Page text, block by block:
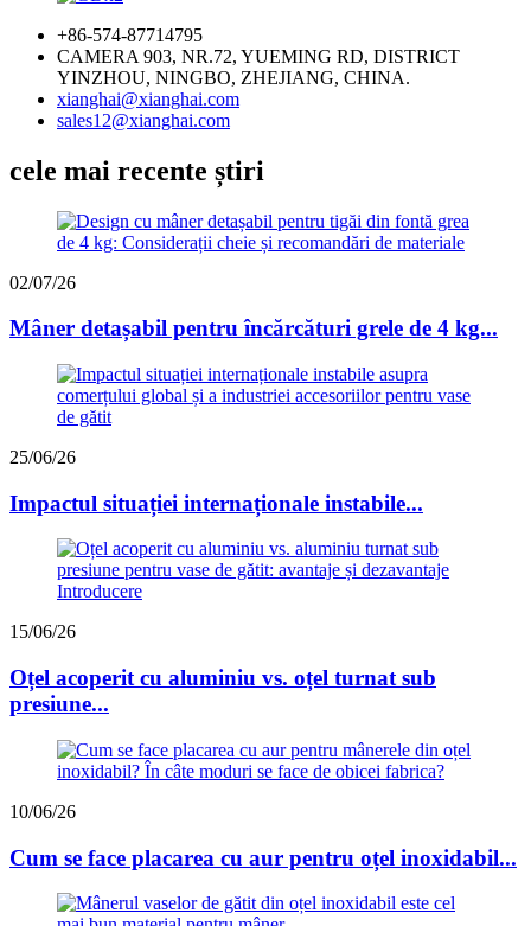
+86-574-87714795
CAMERA 903, NR.72, YUEMING RD, DISTRICT
YINZHOU, NINGBO, ZHEJIANG, CHINA.
xianghai@xianghai.com
sales12@xianghai.com
cele mai recente știri
02/07/26
Mâner detașabil pentru încărcături grele de 4 kg...
25/06/26
Impactul situației internaționale instabile...
15/06/26
Oțel acoperit cu aluminiu vs. oțel turnat sub
presiune...
10/06/26
Cum se face placarea cu aur pentru oțel inoxidabil...